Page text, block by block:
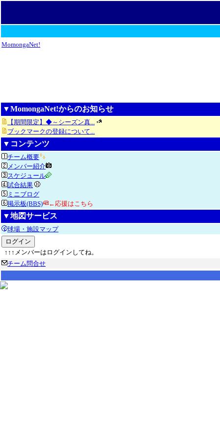
MomongaNet!
▼MomongaNet!からのお知らせ
【期間限定】◆～シーズン真...
ブックマークの登録について...
▼コンテンツ
チーム概要
メンバー紹介
スケジュール
試合結果
ミニブログ
掲示板(BBS)
←応援はこちら
▼地図サービス
球場・施設マップ
↑↑↑メンバーはログインしてね。
チーム問合せ